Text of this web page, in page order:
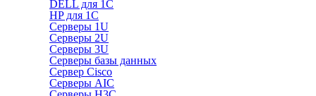
DELL для 1С
HP для 1С
Серверы 1U
Серверы 2U
Серверы 3U
Серверы базы данных
Сервер Cisco
Серверы AIC